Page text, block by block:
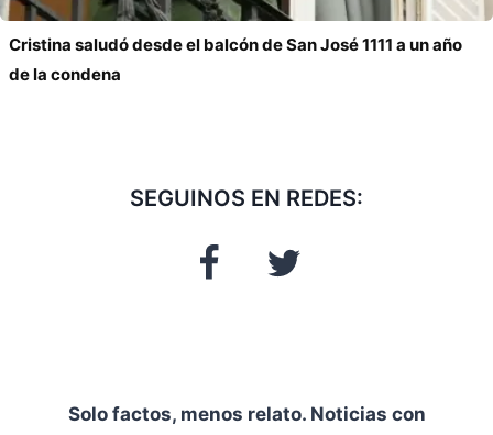
Cristina saludó desde el balcón de San José 1111 a un año
de la condena
SEGUINOS EN REDES:
Solo factos, menos relato. Noticias con